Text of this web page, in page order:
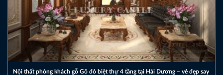
Nội thất phòng khách gỗ Gõ đỏ biệt thự 4 tầng tại Hải Dương – vẻ đẹp say